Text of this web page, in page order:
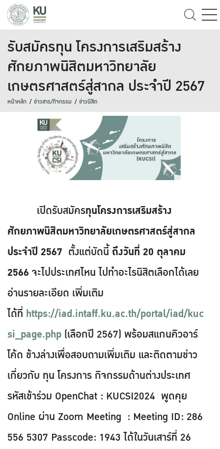
รับสมัครทุน โครงการเสริมสร้าง
ศักยภาพนิสิตมหาวิทยาลัย
เกษตรศาสตร์สู่สากล ประจำปี 2567
หน้าหลัก ข่าวสาร/กิจกรรม ข่าวนิสิต
เปิดรับสมัครทุนโครงการเสริมสร้าง
ศักยภาพนิสิตมหาวิทยาลัยเกษตรศาสตร์สู่สากล
ประจําปี 2567 ตั้งแต่บัดนี้ ถึงวันที่ 20 ตุลาคม
2566 จะไปประเทศไหน ไปทําอะไรนิสิตเลือกได้เลย
อ่านรายละเอียด เพิ่มเติม
ได้ที่ https://iad.intaff.ku.ac.th/portal/iad/kuc
si_page.php (เลือกปี 2567) พร้อมสแกนคิวอาร์
โค้ด ข้างล่างเพื่อสอบถามเพิ่มเติม และติดตามข่าว
เกี่ยวกับ ทุน โครงการ กิจกรรมด้านต่างประเทศ
รหัสเข้าร่วม OpenChat : KUCSI2024 พูดคุย
Online ผ่าน Zoom Meeting : Meeting ID: 286
556 5307 Passcode: 1943 ได้ในวันเสาร์ที่ 26